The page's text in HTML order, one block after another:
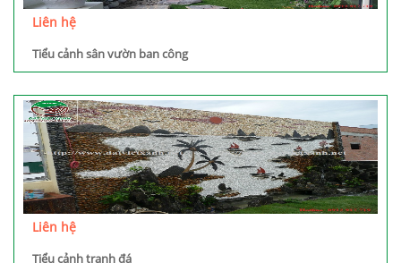
Liên hệ
Tiểu cảnh sân vườn ban công
Liên hệ
Tiểu cảnh tranh đá